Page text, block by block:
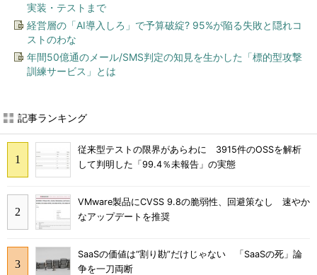
実装・テストまで
経営層の「AI導入しろ」で予算破綻? 95%が陥る失敗と隠れコ
ストのわな
年間50億通のメール/SMS判定の知見を生かした「標的型攻撃
訓練サービス」とは
記事ランキング
従来型テストの限界があらわに 3915件のOSSを解析
して判明した「99.4％未報告」の実態
VMware製品にCVSS 9.8の脆弱性、回避策なし 速やか
なアップデートを推奨
SaaSの価値は“割り勘”だけじゃない 「SaaSの死」論
争を一刀両断